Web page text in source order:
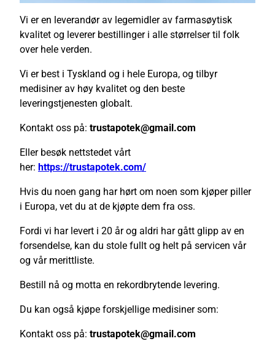
Vi er en leverandør av legemidler av farmasøytisk
kvalitet og leverer bestillinger i alle størrelser til folk
over hele verden.
Vi er best i Tyskland og i hele Europa, og tilbyr
medisiner av høy kvalitet og den beste
leveringstjenesten globalt.
Kontakt oss på: trustapotek@gmail.com
Eller besøk nettstedet vårt
her: https://trustapotek.com/
Hvis du noen gang har hørt om noen som kjøper piller
i Europa, vet du at de kjøpte dem fra oss.
Fordi vi har levert i 20 år og aldri har gått glipp av en
forsendelse, kan du stole fullt og helt på servicen vår
og vår merittliste.
Bestill nå og motta en rekordbrytende levering.
Du kan også kjøpe forskjellige medisiner som:
Kontakt oss på: trustapotek@gmail.com